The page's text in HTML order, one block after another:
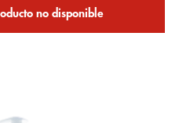
no disponible